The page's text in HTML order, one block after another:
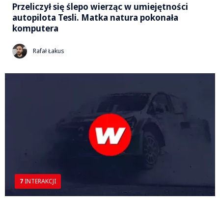
Przeliczył się ślepo wierząc w umiejętności
autopilota Tesli. Matka natura pokonała
komputera
Rafał Łakus
7 INTERAKCJI